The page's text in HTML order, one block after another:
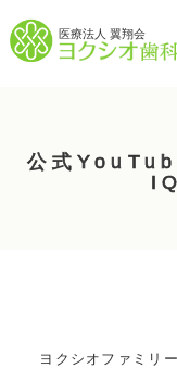
医療法人 翼翔会
公式
ヨクシオファミリ